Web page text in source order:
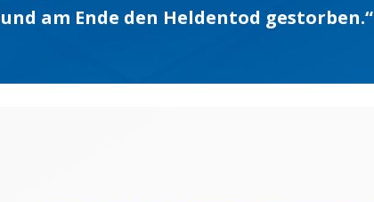
am Ende den Heldentod gestorben.“